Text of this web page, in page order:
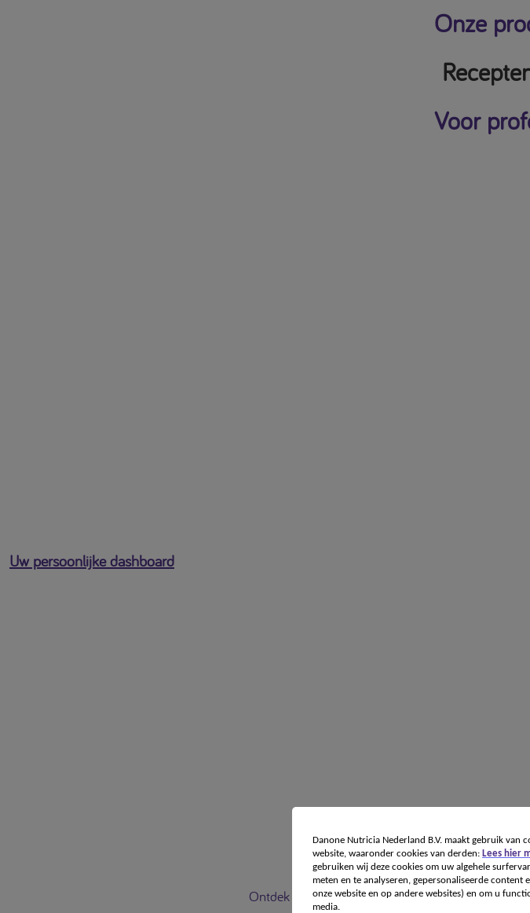
Onze
Voor
Uw persoonlijke dashboard
Ontdek Nutricia Onze specialismen Onze
Danone Nutricia Nederland B.V. maakt gebruik van
website, waaronder cookies van derden: Lees hier
gebruiken wij deze cookies om uw algehele
meten en te analyseren, gepersonaliseerde content
onze website en op andere websites) en om u
media.